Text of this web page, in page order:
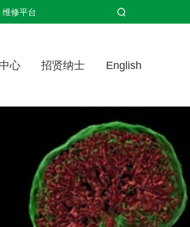
维修平台
心 招贤纳士 English